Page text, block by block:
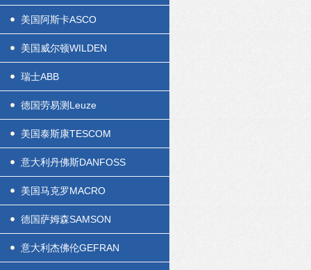
美国阿斯卡ASCO
美国威尔顿WILDEN
瑞士ABB
德国劳易测Leuze
美国泰斯康TESCOM
意大利丹佛斯DANFOSS
美国马克罗MACRO
德国萨姆森SAMSON
意大利杰佛伦GEFRAN